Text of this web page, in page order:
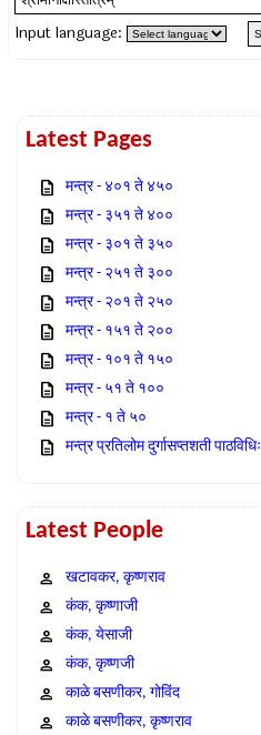
Input language:
Latest Pages
मन्त्र - ४०१ ते ४५०
मन्त्र - ३५१ ते ४००
मन्त्र - ३०१ ते ३५०
मन्त्र - २५१ ते ३००
मन्त्र - २०१ ते २५०
मन्त्र - १५१ ते २००
मन्त्र - १०१ ते १५०
मन्त्र - ५१ ते १००
मन्त्र - १ ते ५०
मन्त्र प्रतिलोम दुर्गासप्तशती पाठविधिः
Latest People
खटावकर, कृष्णराव
कंक, कृष्णाजी
कंक, येसाजी
कंक, कृष्णजी
काळे बसणीकर, गोविंद
काळे बसणीकर, कृष्णराव